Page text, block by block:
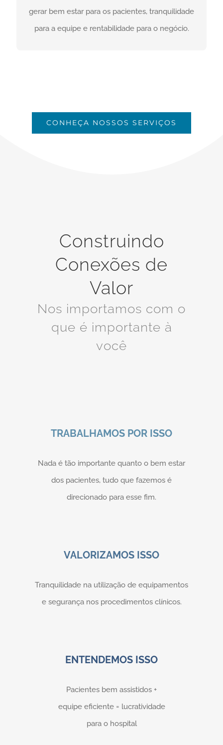
gerar bem estar para os pacientes, tranquilidade
para a equipe e rentabilidade para o negócio.
CONTATO
CONHEÇA NOSSOS SERVIÇOS
Construindo
Conexões de
Valor
Nos importamos com o
que é importante à
você
TRABALHAMOS POR ISSO
Nada é tão importante quanto o bem estar
dos pacientes, tudo que fazemos é
direcionado para esse fim.
VALORIZAMOS ISSO
Tranquilidade na utilização de equipamentos
e segurança nos procedimentos clínicos.
ENTENDEMOS ISSO
Pacientes bem assistidos +
equipe eficiente = lucratividade
para o hospital